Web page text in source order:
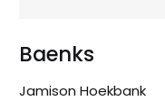
Baenks
Jamison Hoekbank